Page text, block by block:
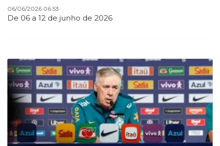
06/06/2026 06:53
De 06 a 12 de junho de 2026